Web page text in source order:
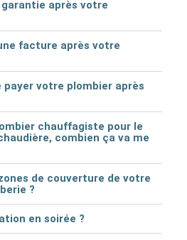
après votre
facture après votre
payer votre plombier après
chauffagiste pour le
combien ça va me
de couverture de votre
?
en soirée ?